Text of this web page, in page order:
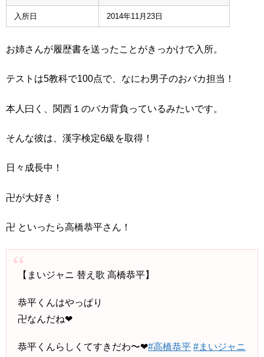
入所日 2014年11月23日
お姉さんが履歴書を送ったことがきっかけで入所。
テストは5教科で100点で、なにわ男子のおバカ担当！
本人曰く、関西１のバカ背負っているみたいです。
そんな彼は、漢字検定6級を取得！
日々成長中！
卍が大好き！
卍 といったら高橋恭平さん！
【まいジャニ 替え歌 高橋恭平】
恭平くんはやっぱり
卍なんだね❤︎
恭平くんらしくてすきだわ〜❤#高橋恭平 #まいジャニ